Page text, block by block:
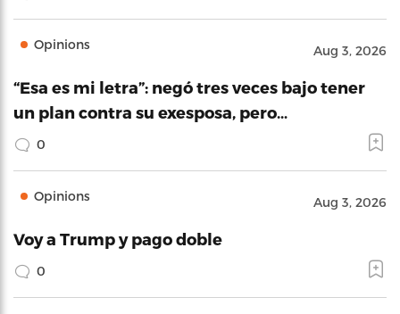
Opinions Aug 3, 2026
“Esa es mi letra”: negó tres veces bajo tener
un plan contra su exesposa, pero…
0
Opinions Aug 3, 2026
Voy a Trump y pago doble
0